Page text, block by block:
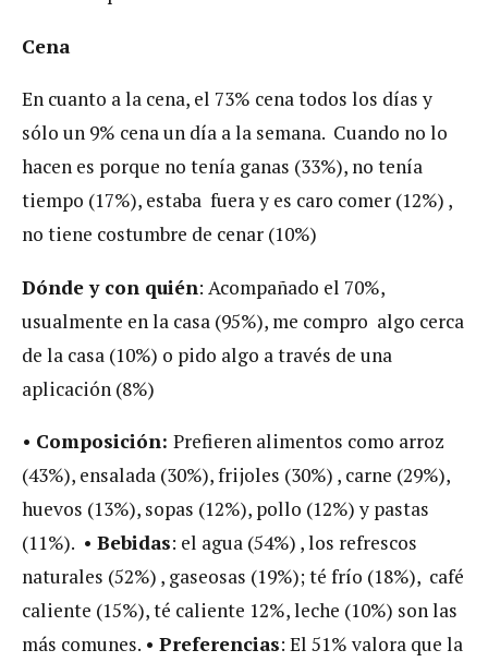
Cena
En cuanto a la cena, el 73% cena todos los días y
sólo un 9% cena un día a la semana. Cuando no lo
hacen es porque no tenía ganas (33%), no tenía
tiempo (17%), estaba fuera y es caro comer (12%) ,
no tiene costumbre de cenar (10%)
Dónde y con quién: Acompañado el 70%,
usualmente en la casa (95%), me compro algo cerca
de la casa (10%) o pido algo a través de una
aplicación (8%)
• Composición: Prefieren alimentos como arroz
(43%), ensalada (30%), frijoles (30%) , carne (29%),
huevos (13%), sopas (12%), pollo (12%) y pastas
(11%). • Bebidas: el agua (54%) , los refrescos
naturales (52%) , gaseosas (19%); té frío (18%), café
caliente (15%), té caliente 12%, leche (10%) son las
más comunes. • Preferencias: El 51% valora que la